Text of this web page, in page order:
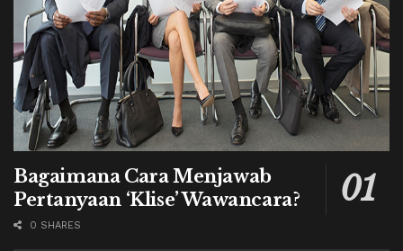
Bagaimana Cara Menjawab
Pertanyaan ‘Klise’ Wawancara?
0 SHARES